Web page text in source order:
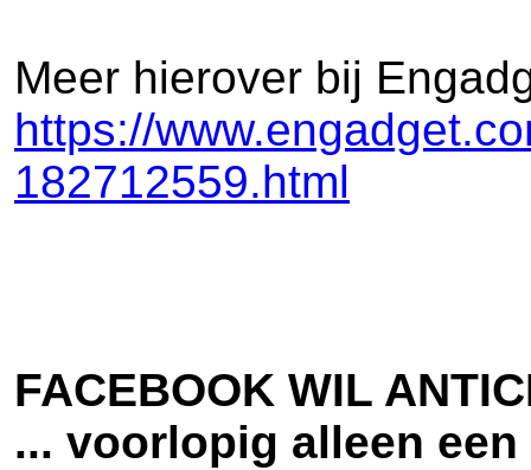
Meer hierover bij
https://
182712559.html
FACEBOOK WIL
... voorlopig alleen een